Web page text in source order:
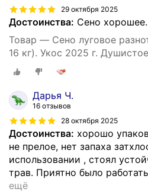
29 октября 2025
Достоинства: Сено
Товар — Сено луговое
16 кг). Укос 2025 г.
Натуральный корм и
Дарья Ч.
16 отзывов
28 октября 2025
Достоинства: хорошо
не прелое, нет запаха
использовании , стоял
трав. Приятно было
ещё